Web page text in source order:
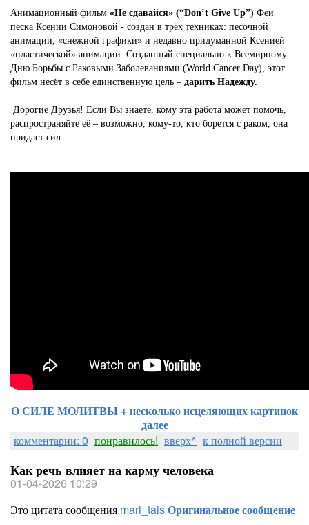
Анимационный фильм «Не сдавайся» (“Don’t Give Up”) Феи
песка Ксении Симоновой - создан в трёх техниках: песочной
анимации, «снежной графики» и недавно придуманной Ксенией
«пластической» анимации. Созданный специально к Всемирному
Дню Борьбы с Раковыми Заболеваниями (World Cancer Day), этот
фильм несёт в себе единственную цель – дарить Надежду.
Дорогие Друзья! Если Вы знаете, кому эта работа может помочь,
распространяйте её – возможно, кому-то, кто борется с раком, она
придаст сил.
О СИЛЕ МОЛИТВЫ + несколько исцеляющих картинок
далее
комментарии: 0 понравилось! вверх^ к полной версии
Как речь влияет на карму человека
01-04-2026 10:29
Это цитата сообщения mari_taisОригинальное сообщение